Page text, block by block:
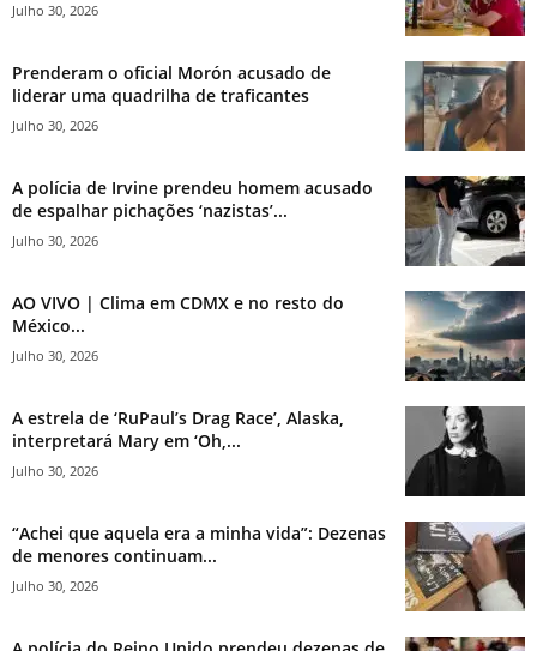
Julho 30, 2026
Prenderam o oficial Morón acusado de
liderar uma quadrilha de traficantes
Julho 30, 2026
A polícia de Irvine prendeu homem acusado
de espalhar pichações ‘nazistas’...
Julho 30, 2026
AO VIVO | Clima em CDMX e no resto do
México...
Julho 30, 2026
A estrela de ‘RuPaul’s Drag Race’, Alaska,
interpretará Mary em ‘Oh,...
Julho 30, 2026
“Achei que aquela era a minha vida”: Dezenas
de menores continuam...
Julho 30, 2026